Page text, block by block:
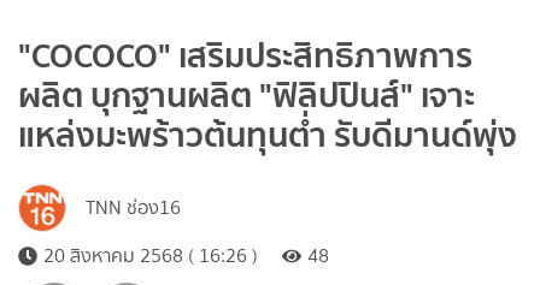
"COCOCO" เสริมประสิทธิภาพการ
ผลิต บุกฐานผลิต "ฟิลิปปินส์" เจาะ
แหล่งมะพร้าวต้นทุนต่ำ รับดีมานด์พุ่ง
TNN ช่อง16
20 สิงหาคม 2568 ( 16:26 )
48